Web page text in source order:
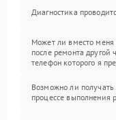
Диагностика
Может ли вместо меня
после ремонта другой
телефон которого я
Возможно ли получать
процессе выполнения